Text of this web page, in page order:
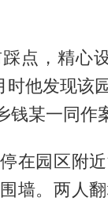
点，精心
他发现该
某一同作
在园区附
墙。两人